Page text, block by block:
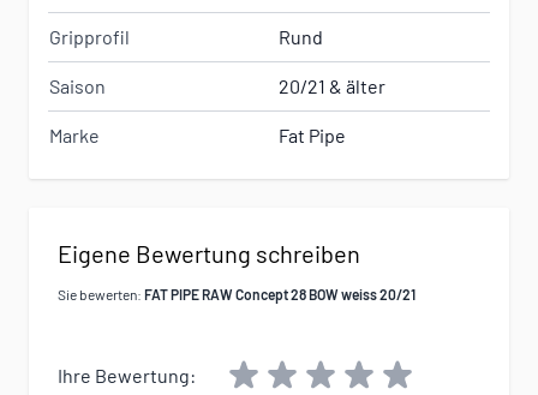
Gripprofil Rund
Saison 20/21 & älter
Marke Fat Pipe
Eigene Bewertung schreiben
Sie bewerten: FAT PIPE RAW Concept 28 BOW weiss 20/21
Ihre Bewertung: